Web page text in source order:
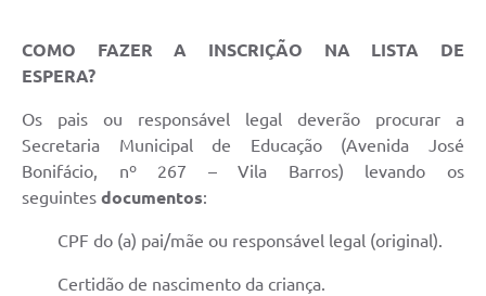
COMO FAZER A INSCRIÇÃO NA LISTA DE
ESPERA?
Os pais ou responsável legal deverão procurar a
Secretaria Municipal de Educação (Avenida José
Bonifácio, nº 267 – Vila Barros) levando os
seguintes documentos:
CPF do (a) pai/mãe ou responsável legal (original).
Certidão de nascimento da criança.